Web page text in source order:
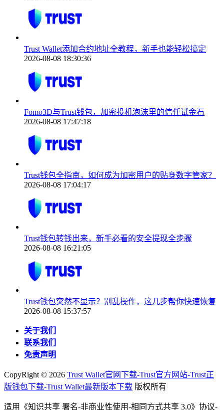
Trust Wallet添加合约地址全教程，新手也能轻松搞定
2026-08-08 18:30:36
Fomo3D与Trust钱包，加密投机泡沫里的信任试金石
2026-08-08 17:47:18
Trust钱包全指南，如何成为加密用户的贴身数字管家？
2026-08-08 17:04:17
Trust钱包转钱出来，新手必看的安全提现全步骤
2026-08-08 16:21:05
Trust钱包突然不显示？别乱操作，这几步帮你快速恢复
2026-08-08 15:37:57
关于我们
联系我们
免责声明
CopyRight © 2026 Trust Wallet官网下载-Trust官方网站-Trust正
版钱包下载-Trust Wallet最新版本下载 版权所有
适用《知识共享 署名-非商业性使用-相同方式共享 3.0》协议-